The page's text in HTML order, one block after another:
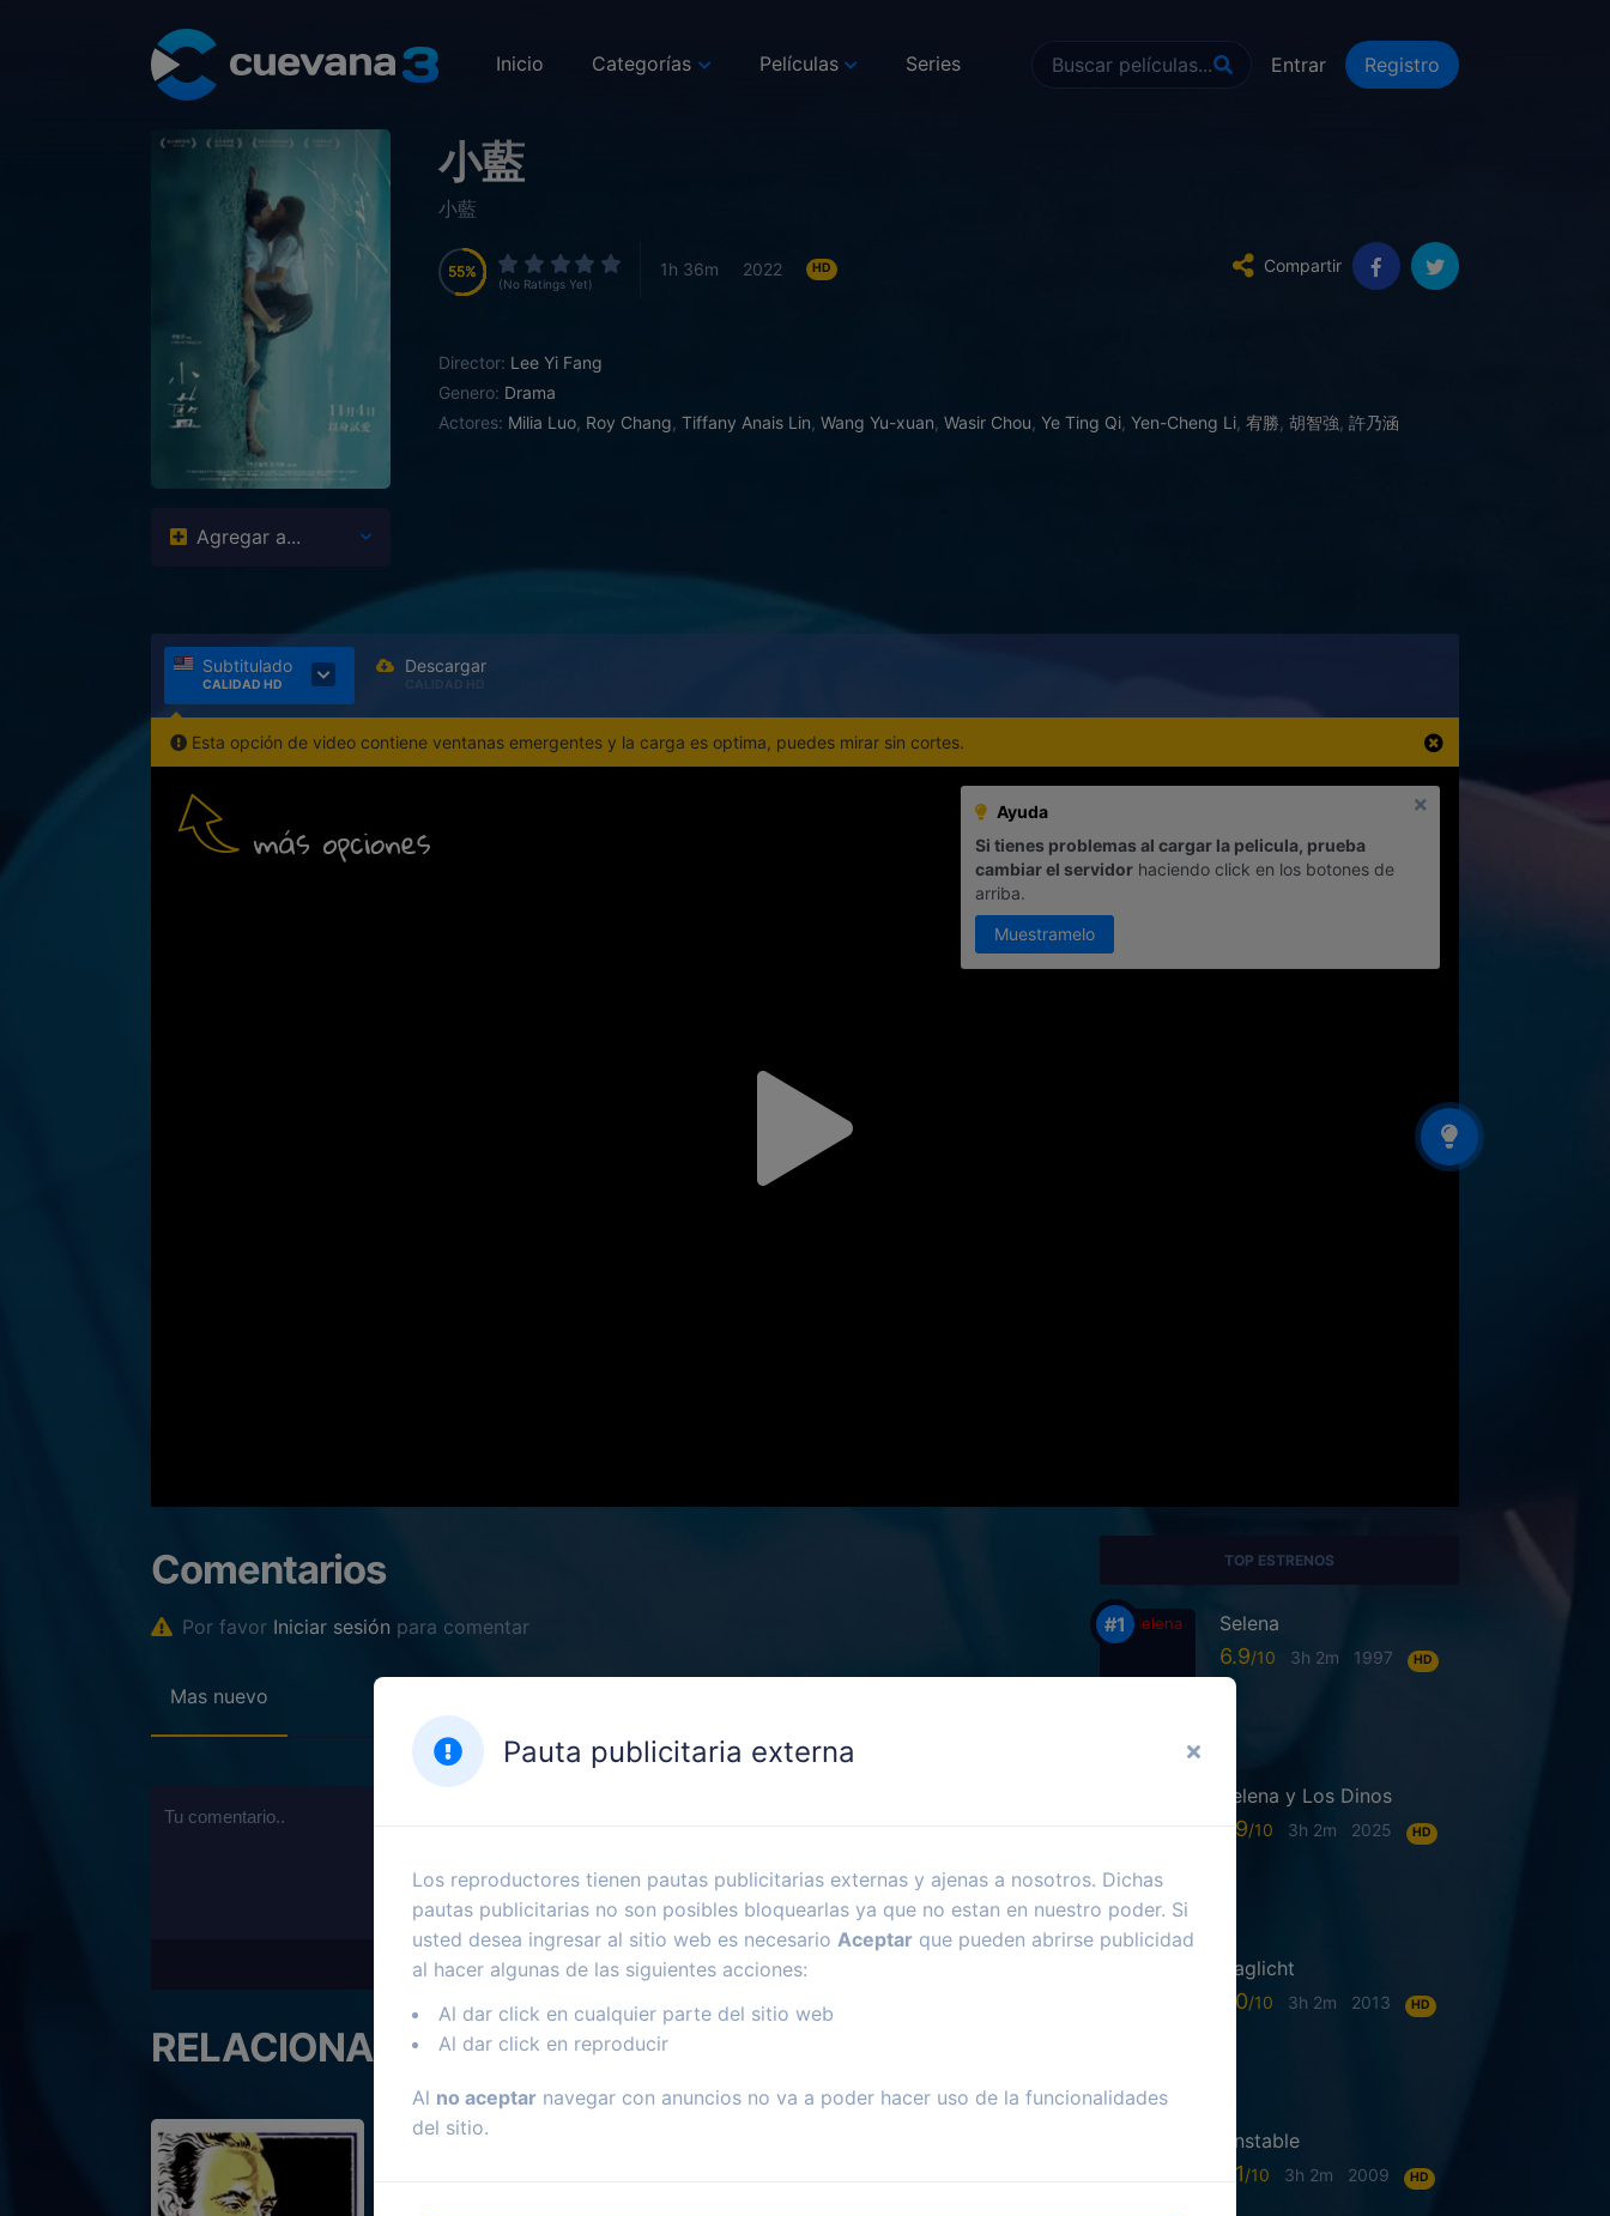
Entrar Registro
Inicio Categorías Películas Series
Agregar a...
小藍
小藍
55
55
55
55
(No Ratings Yet)
1h 36m 2022 HD Compartir
Director: Lee Yi Fang
Genero: Drama
Actores: Milia Luo Roy Chang Tiffany Anais Lin Wang Yu-xuan Wasir Chou Ye Ting Qi Yen-Cheng Li 宥勝 胡智強 許乃涵
Subtitulado
CALIDAD HD
Descargar
CALIDAD HD
Esta opción de video contiene ventanas emergentes y la carga es optima, puedes mirar sin cortes.
Ayuda
Si tienes problemas al cargar la pelicula, prueba
cambiar el servidor haciendo click en los botones de
arriba.
Muestramelo
Comentarios
Por favor Iniciar sesión para comentar
Mas nuevo
RELACIONADOS
TOP ESTRENOS
Selena
6.9 3h 2m 1997 HD
Selena y Los Dinos
7.9 3h 2m 2025 HD
Daglicht
7.0 3h 2m 2013 HD
Unstable
6.1 3h 2m 2009 HD
Pauta publicitaria externa
Los reproductores tienen pautas publicitarias externas y ajenas a nosotros. Dichas
pautas publicitarias no son posibles bloquearlas ya que no estan en nuestro poder. Si
usted desea ingresar al sitio web es necesario Aceptar que pueden abrirse publicidad
al hacer algunas de las siguientes acciones:
Al dar click en cualquier parte del sitio web
Al dar click en reproducir
Al no aceptar navegar con anuncios no va a poder hacer uso de la funcionalidades
del sitio.